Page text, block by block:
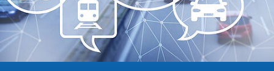
Blogs Kontakt und Anfahrt Webmail Moodle
TH Online-Portal Personensuche English